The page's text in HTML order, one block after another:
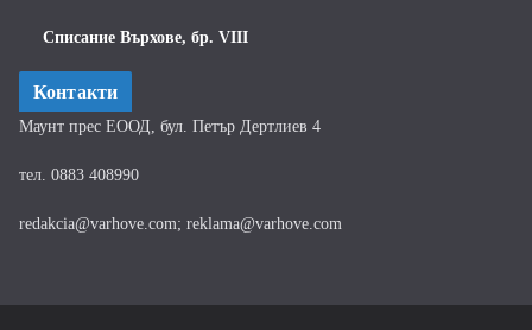
Списание Върхове, бр. VIII
Контакти
Маунт прес ЕООД, бул. Петър Дертлиев 4
тел. 0883 408990
redakcia@varhove.com; reklama@varhove.com